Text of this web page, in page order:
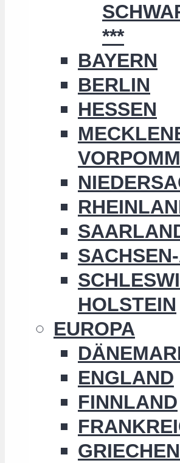
***
BAYERN
BERLIN
HESSEN
HOLSTEIN
EUROPA
ENGLAND
FINNLAND